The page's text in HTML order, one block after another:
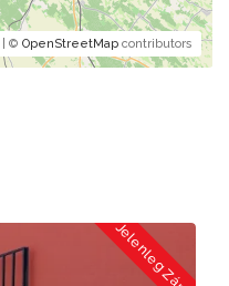
| © OpenStreetMap contributors
Jelenleg Zárva